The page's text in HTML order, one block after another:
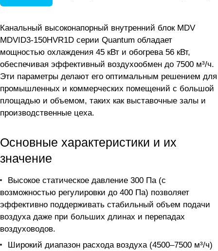
Канальный высоконапорный внутренний блок MDV
MDVID3-150HVR1D серии Quantum обладает
мощностью охлаждения 45 кВт и обогрева 56 кВт,
обеспечивая эффективный воздухообмен до 7500 м³/ч.
Эти параметры делают его оптимальным решением для
промышленных и коммерческих помещений с большой
площадью и объемом, таких как выставочные залы и
производственные цеха.
Основные характеристики и их
значение
Высокое статическое давление 300 Па (с
возможностью регулировки до 400 Па) позволяет
эффективно поддерживать стабильный объем подачи
воздуха даже при больших длинах и перепадах
воздуховодов.
Широкий диапазон расхода воздуха (4500–7500 м³/ч)